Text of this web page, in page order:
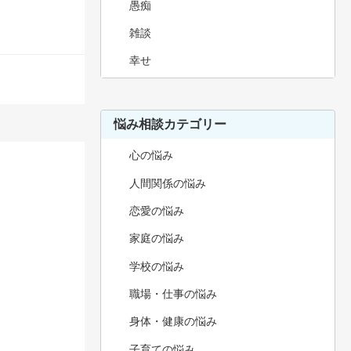
愚痴
雑談
幸せ
悩み相談カテゴリー
心の悩み
人間関係の悩み
恋愛の悩み
家庭の悩み
学校の悩み
職場・仕事の悩み
身体・健康の悩み